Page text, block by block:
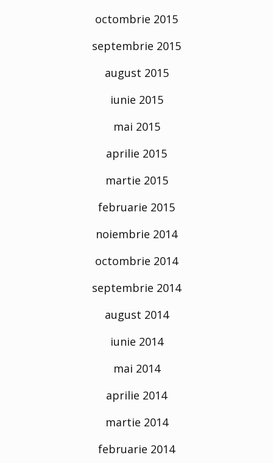
octombrie 2015
septembrie 2015
august 2015
iunie 2015
mai 2015
aprilie 2015
martie 2015
februarie 2015
noiembrie 2014
octombrie 2014
septembrie 2014
august 2014
iunie 2014
mai 2014
aprilie 2014
martie 2014
februarie 2014